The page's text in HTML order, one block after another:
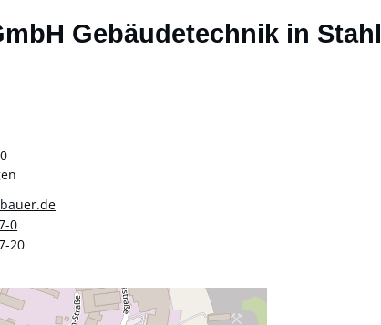
Gebäudetechnik in Stahl
0
20